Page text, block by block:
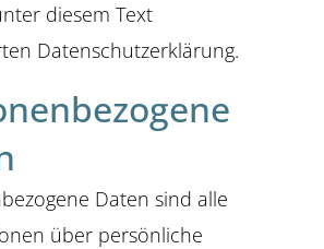
diesem Text
Datenschutzerklärung.
Daten sind alle
über persönliche